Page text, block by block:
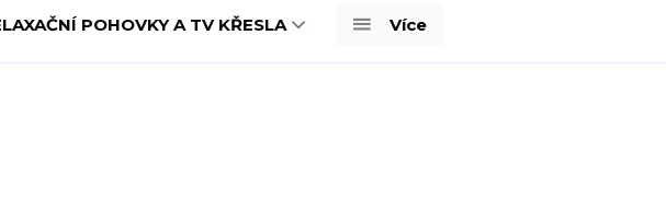
POHOVKY A TV KŘESLA Více